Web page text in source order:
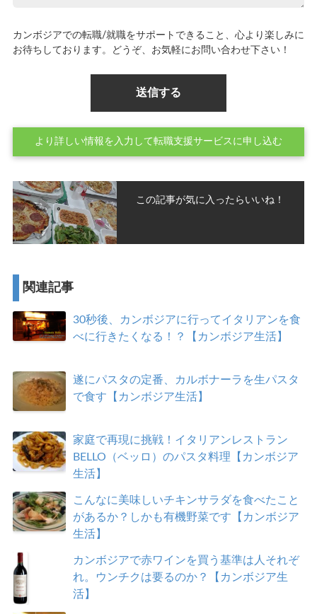
カンボジアでの転職/就職をサポートできること、心より楽しみに
お待ちしております。どうぞ、お気軽にお問い合わせ下さい！
より詳しい情報を入力して転職支援サービスに申し込む
この記事が気に入ったらいいね！
関連記事
30秒後、カンボジアに行ってイタリアンを食
べに行きたくなる！？【カンボジア生活】
遂にパスタの定番、カルボナーラを生パスタ
で食す【カンボジア生活】
家庭で再現に挑戦！イタリアンレストラン
BELLO（ベッロ）のパスタ料理【カンボジア
生活】
こんなに美味しいチキンサラダを食べたこと
があるか？しかも有機野菜です【カンボジア
生活】
カンボジアで赤ワインを買う基準は人それぞ
れ。ウンチクは要るのか？【カンボジア生
活】